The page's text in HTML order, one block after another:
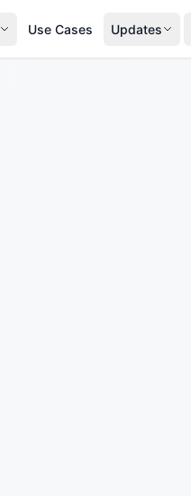
Use Cases Updates